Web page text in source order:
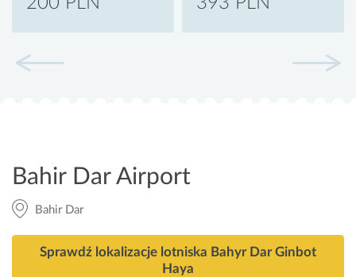
Bahir Dar Airport
Bahir Dar
Sprawdź lokalizacje lotniska Bahyr Dar Ginbot
Haya